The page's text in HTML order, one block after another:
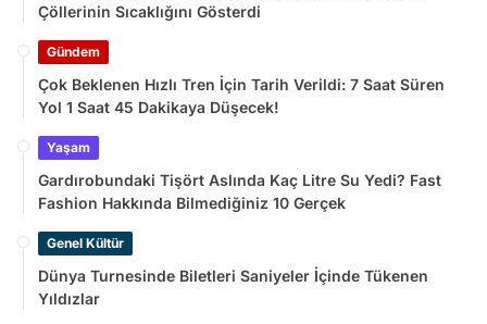
Çöllerinin Sıcaklığını Gösterdi
Gündem
Çok Beklenen Hızlı Tren İçin Tarih Verildi: 7 Saat Süren
Yol 1 Saat 45 Dakikaya Düşecek!
Yaşam
Gardırobundaki Tişört Aslında Kaç Litre Su Yedi? Fast
Fashion Hakkında Bilmediğiniz 10 Gerçek
Genel Kültür
Dünya Turnesinde Biletleri Saniyeler İçinde Tükenen
Yıldızlar